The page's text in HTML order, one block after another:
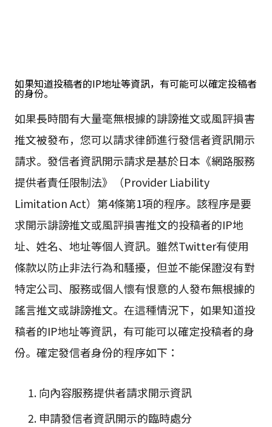
如果知道投稿者的IP地址等資訊，有可能可以確定投稿者
的身份。
如果長時間有大量毫無根據的誹謗推文或風評損害
推文被發布，您可以請求律師進行發信者資訊開示
請求。發信者資訊開示請求是基於日本《網路服務
提供者責任限制法》（Provider Liability
Limitation Act）第4條第1項的程序。該程序是要
求開示誹謗推文或風評損害推文的投稿者的IP地
址、姓名、地址等個人資訊。雖然Twitter有使用
條款以防止非法行為和騷擾，但並不能保證沒有對
特定公司、服務或個人懷有恨意的人發布無根據的
謠言推文或誹謗推文。在這種情況下，如果知道投
稿者的IP地址等資訊，有可能可以確定投稿者的身
份。確定發信者身份的程序如下：
向內容服務提供者請求開示資訊
申請發信者資訊開示的臨時處分